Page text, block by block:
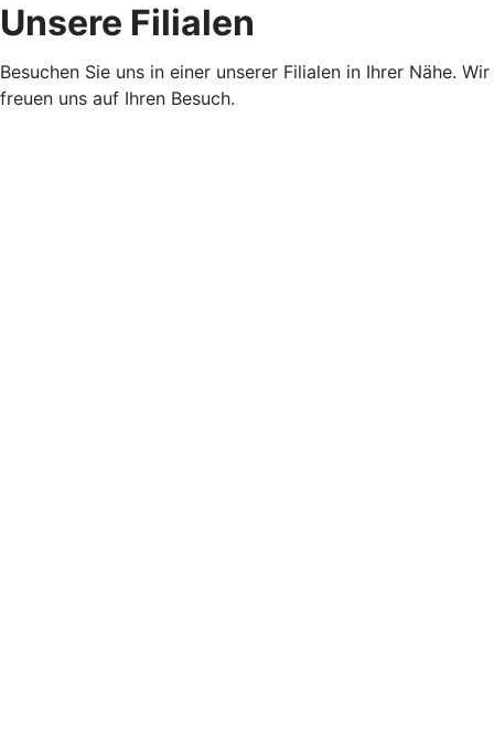
Unsere Filialen
Besuchen Sie uns in einer unserer Filialen in Ihrer Nähe. Wir
freuen uns auf Ihren Besuch.